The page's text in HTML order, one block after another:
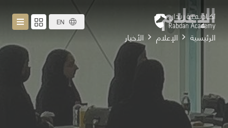
EN الإعلام
الرئيسية الإعلام الأخبار